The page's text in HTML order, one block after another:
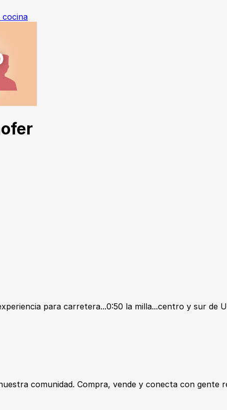
cocina
para carretera...0:50 la milla...centro y sur de
comunidad. Compra, vende y conecta con gente